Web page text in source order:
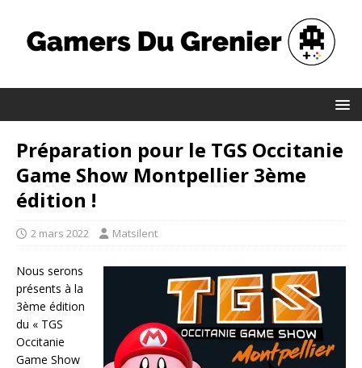
Préparation pour le TGS Occitanie
Game Show Montpellier 3ème
édition !
2 mars 2022 Matsilent
Nous serons
présents à la
3ème édition
du « TGS
Occitanie
Game Show